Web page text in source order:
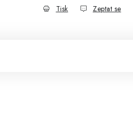
Tisk Zeptat se